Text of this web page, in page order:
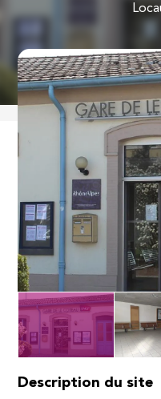
Description du site